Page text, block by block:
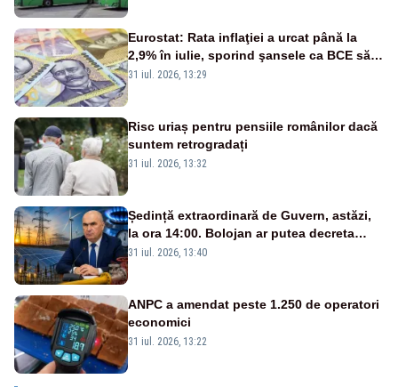
Eurostat: Rata inflaţiei a urcat până la
2,9% în iulie, sporind şansele ca BCE să
majoreze dobânda
31 iul. 2026, 13:29
Risc uriaș pentru pensiile românilor dacă
suntem retrogradați
31 iul. 2026, 13:32
Ședință extraordinară de Guvern, astăzi,
la ora 14:00. Bolojan ar putea decreta
stare de urgență energetică
31 iul. 2026, 13:40
ANPC a amendat peste 1.250 de operatori
economici
31 iul. 2026, 13:22